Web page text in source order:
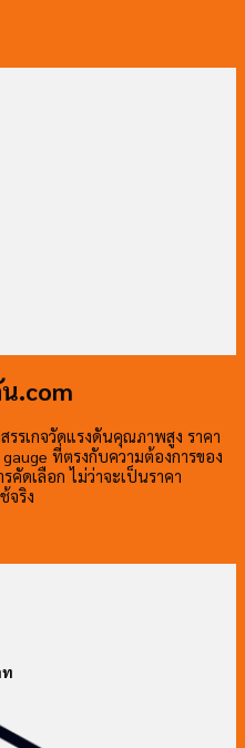
.com
รเกจวัดแรงดันคุณภาพสูง ราคา
ที่ตรงกับความต้องการของ
คัดเลือก ไม่ว่าจะเป็นราคา
จริง